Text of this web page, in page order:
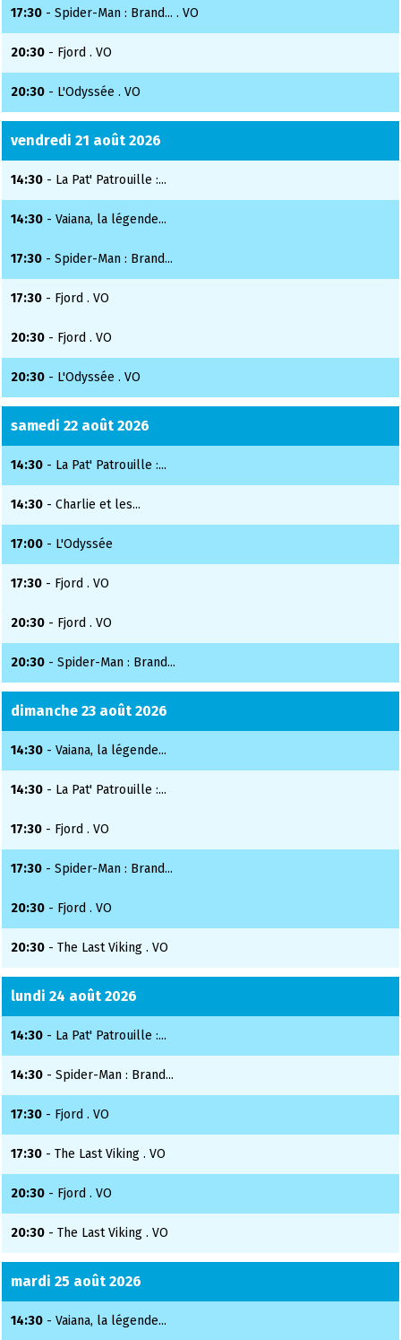
17:30 - Spider-Man : Brand... . VO
20:30 - Fjord . VO
20:30 - L'Odyssée . VO
vendredi 21 août 2026
14:30 - La Pat' Patrouille :...
14:30 - Vaiana, la légende...
17:30 - Spider-Man : Brand...
17:30 - Fjord . VO
20:30 - Fjord . VO
20:30 - L'Odyssée . VO
samedi 22 août 2026
14:30 - La Pat' Patrouille :...
14:30 - Charlie et les...
17:00 - L'Odyssée
17:30 - Fjord . VO
20:30 - Fjord . VO
20:30 - Spider-Man : Brand...
dimanche 23 août 2026
14:30 - Vaiana, la légende...
14:30 - La Pat' Patrouille :...
17:30 - Fjord . VO
17:30 - Spider-Man : Brand...
20:30 - Fjord . VO
20:30 - The Last Viking . VO
lundi 24 août 2026
14:30 - La Pat' Patrouille :...
14:30 - Spider-Man : Brand...
17:30 - Fjord . VO
17:30 - The Last Viking . VO
20:30 - Fjord . VO
20:30 - The Last Viking . VO
mardi 25 août 2026
14:30 - Vaiana, la légende...